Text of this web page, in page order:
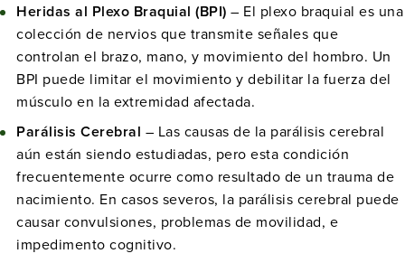
Heridas al Plexo Braquial (BPI) – El plexo braquial es una
colección de nervios que transmite señales que
controlan el brazo, mano, y movimiento del hombro. Un
BPI puede limitar el movimiento y debilitar la fuerza del
músculo en la extremidad afectada.
Parálisis Cerebral – Las causas de la parálisis cerebral
aún están siendo estudiadas, pero esta condición
frecuentemente ocurre como resultado de un trauma de
nacimiento. En casos severos, la parálisis cerebral puede
causar convulsiones, problemas de movilidad, e
impedimento cognitivo.